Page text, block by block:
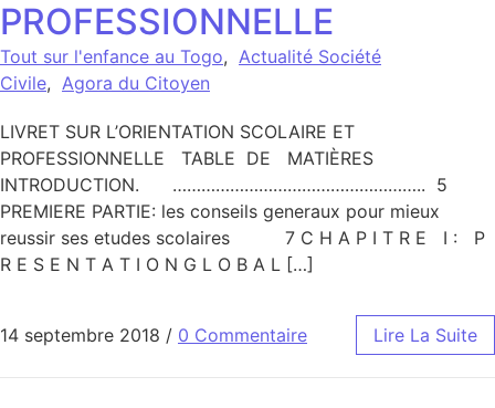
PROFESSIONNELLE
Tout sur l'enfance au Togo, Actualité Société
Civile, Agora du Citoyen
LIVRET SUR L’ORIENTATION SCOLAIRE ET
PROFESSIONNELLE TABLE DE MATIÈRES
INTRODUCTION. …………………………………………….. 5
PREMIERE PARTIE: les conseils generaux pour mieux
reussir ses etudes scolaires 7 C H A P I T R E I : P
R E S E N T A T I O N G L O B A L […]
14 septembre 2018 / 0 Commentaire Lire La Suite